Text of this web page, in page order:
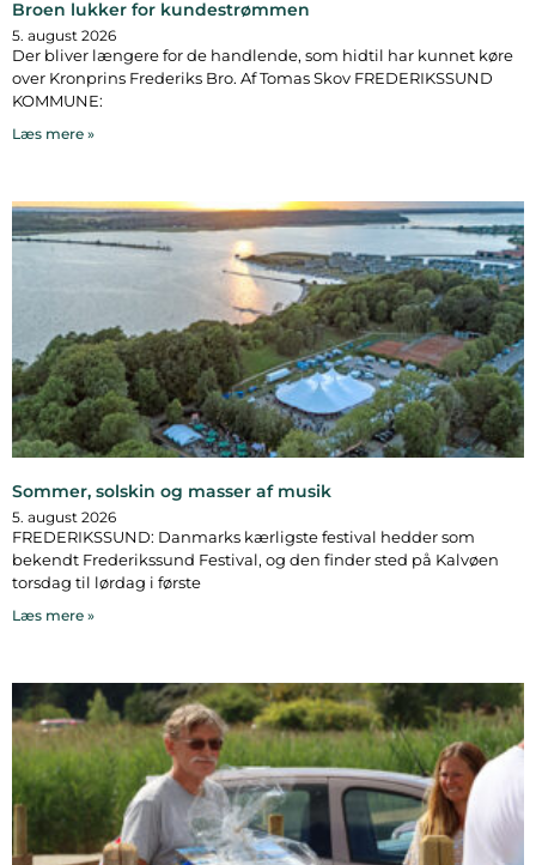
Broen lukker for kundestrømmen
5. august 2026
Der bliver længere for de handlende, som hidtil har kunnet køre
over Kronprins Frederiks Bro. Af Tomas Skov FREDERIKSSUND
KOMMUNE:
Læs mere »
Sommer, solskin og masser af musik
5. august 2026
FREDERIKSSUND: Danmarks kærligste festival hedder som
bekendt Frederikssund Festival, og den finder sted på Kalvøen
torsdag til lørdag i første
Læs mere »